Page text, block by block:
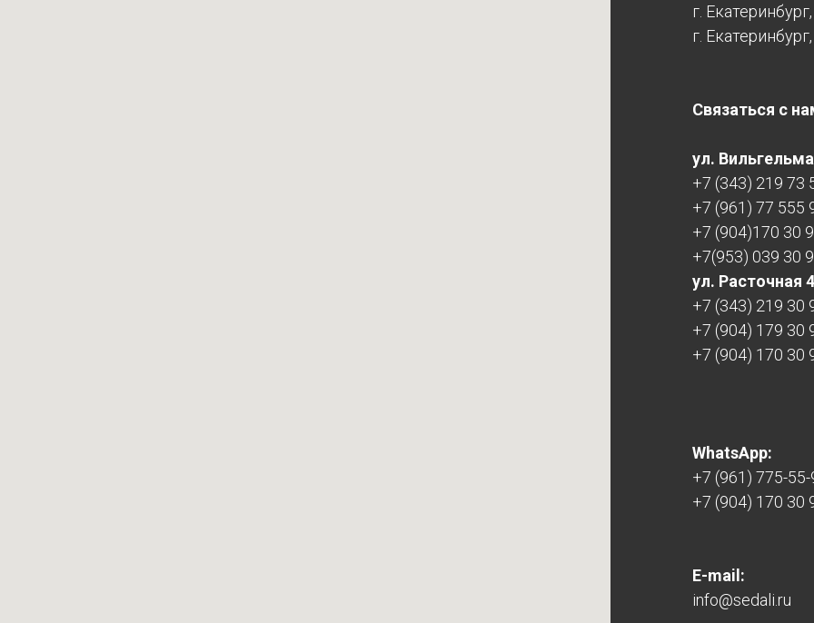
г.
г.
Связаться с
ул.
+7 (343) 219 73
+7 (961) 77 555
+7 (904)170 30
+7(953) 039 30
ул. Расточная
+7 (343) 219 30
+7 (904) 179 30
+7 (904) 170 30
WhatsApp:
+7 (961) 775-55-
+7 (904) 170 30
E-mail:
info@sedali.ru